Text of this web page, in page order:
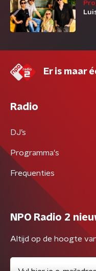
Er is maar
Radio
DJ’s
Programma's
Frequenties
NPO Radio 2
Altijd op de hoogte